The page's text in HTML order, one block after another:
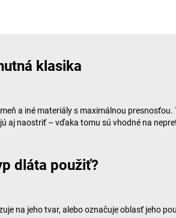
klasika
a iné materiály s maximálnou
aj naostriť – vďaka tomu sú vhodné na
dláta použiť?
na jeho tvar, alebo označuje oblasť jeho